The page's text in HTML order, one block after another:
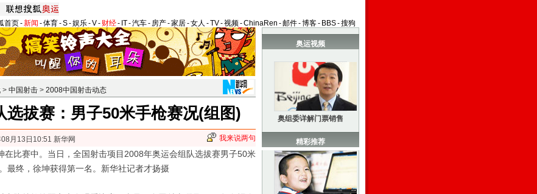
首页-新闻 -体育-S-娱乐-V- 财经- IT-汽车- 房产-家居-女人 -TV-视频-ChinaRen -邮件-博客- BBS-搜狗
> 中国射击 > 2008中国射击动态
选拔赛：男子50米手枪赛况(组图)
月13日10:51 新华网 我来说两句
比赛中。当日，全国射击项目2008年奥运会组队选拔赛男子50米
最终，徐坤获得第一名。新华社记者才扬摄
奥运视频
奥组委详解门票销售
精彩推荐